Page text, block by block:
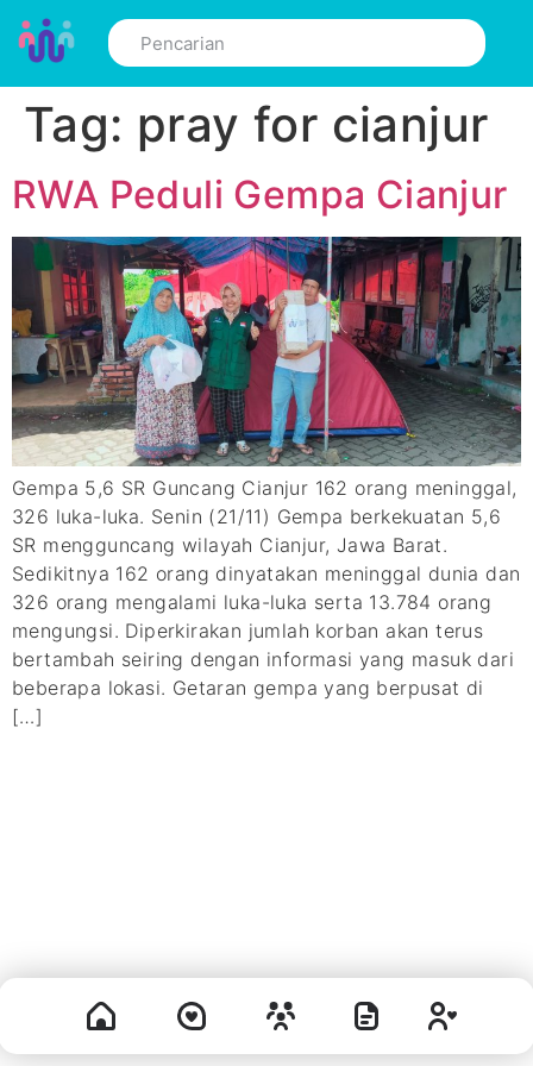
Tag: pray for cianjur
RWA Peduli Gempa Cianjur
Gempa 5,6 SR Guncang Cianjur 162 orang meninggal,
326 luka-luka. Senin (21/11) Gempa berkekuatan 5,6
SR mengguncang wilayah Cianjur, Jawa Barat.
Sedikitnya 162 orang dinyatakan meninggal dunia dan
326 orang mengalami luka-luka serta 13.784 orang
mengungsi. Diperkirakan jumlah korban akan terus
bertambah seiring dengan informasi yang masuk dari
beberapa lokasi. Getaran gempa yang berpusat di
[…]